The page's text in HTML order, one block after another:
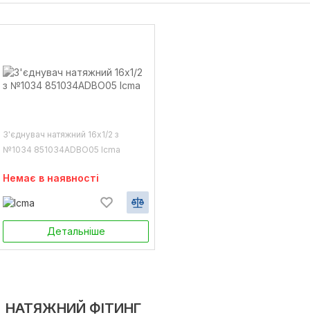
З'єднувач натяжний 16х1/2 з
№1034 851034ADBO05 Icma
Немає в наявності
Детальніше
НАТЯЖНИЙ ФІТИНГ